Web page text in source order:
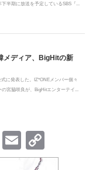
半期に放送を予定しているSBS『...
メディア、BigHitの新
に発表した。IZ*ONEメンバー個々
宮脇咲良が、BigHitエンターテイ...
H
E
m o